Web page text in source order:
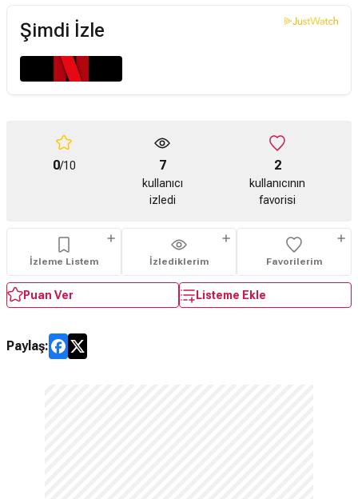
Şimdi İzle
0/10 7
kullanıcı
izledi
2
kullanıcının
favorisi
İzleme Listem İzlediklerim Favorilerim
Puan Ver Listeme Ekle
Paylaş: